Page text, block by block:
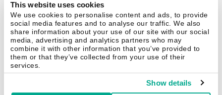
This website uses cookies
We use cookies to personalise content and ads, to provide
social media features and to analyse our traffic. We also
share information about your use of our site with our social
media, advertising and analytics partners who may
combine it with other information that you’ve provided to
them or that they’ve collected from your use of their
services.
Show details
京ICP备12053225号
京公网安备 11010102001169号
联系我们 关于我们 合作伙伴 Blog 资源中心 新闻稿
Securelist Eugene Personal Blog